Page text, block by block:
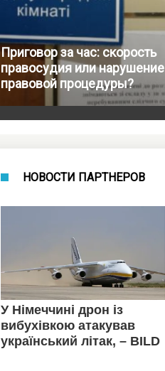
Приговор за час: скорость
правосудия или нарушение
правовой процедуры?
НОВОСТИ ПАРТНЕРОВ